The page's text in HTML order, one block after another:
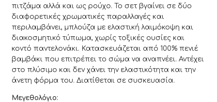
πιτζάμα αλλά και ως ρούχο. Το σετ βγαίνει σε δύο
διαφορετικές χρωματικές παραλλαγές και
περιλαμβάνει, μπλούζα με ελαστική λαιμόκοψη και
διακοσμητικό τύπωμα, χωρίς τοξικές ουσίες και
κοντό παντελονάκι. Κατασκευάζεται από 100% πενιέ
βαμβάκι που επιτρέπει το σώμα να αναπνέει. Αντέχει
στο πλύσιμο και δεν χάνει την ελαστικότητα και την
άνετη φόρμα του. Διατίθεται σε συσκευασία.
Μεγεθολόγιο: